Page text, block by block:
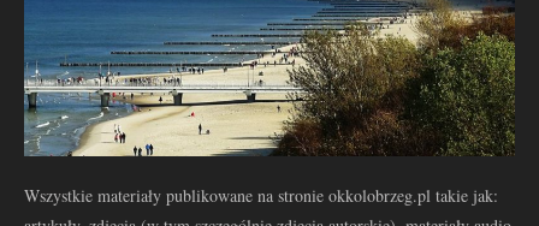
Wszystkie materiały publikowane na stronie okkolobrzeg.pl takie jak: